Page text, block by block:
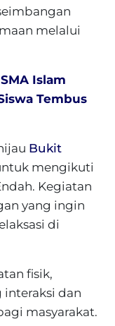
melalui
Islam
Tembus
Bukit
mengikuti
Kegiatan
yang ingin
di
fisik,
dan
masyarakat.